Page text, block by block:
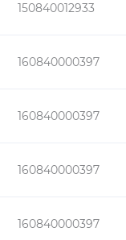
150840012933
160840000397
160840000397
160840000397
160840000397